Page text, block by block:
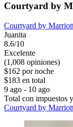
Courtyard by
Courtyard by
Juanita
8.6/10
Excelente
(1,008 opiniones)
$162 por noche
$183 en total
9 ago - 10 ago
Total con impuestos
Courtyard by